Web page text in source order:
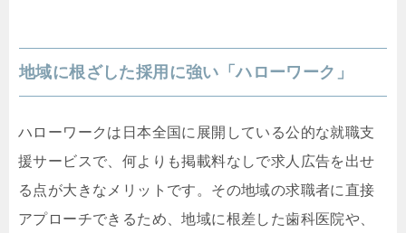
地域に根ざした採用に強い「ハローワーク」
ハローワークは日本全国に展開している公的な就職支
援サービスで、何よりも掲載料なしで求人広告を出せ
る点が大きなメリットです。その地域の求職者に直接
アプローチできるため、地域に根差した歯科医院や、